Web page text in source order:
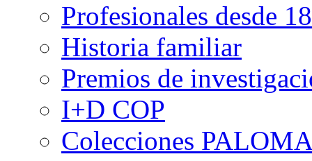
Profesionales desde
Historia familiar
Premios de
I+D COP
Colecciones